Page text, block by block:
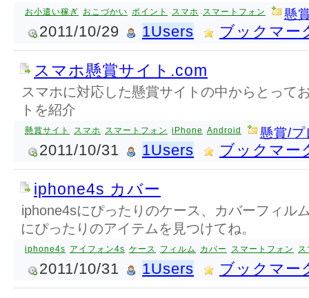
お小遣い稼ぎ おこづかい ポイント スマホ スマートフォン 懸
2011/10/29 1Users ブックマー
スマホ懸賞サイト.com
スマホに対応した懸賞サイトの中からとって
トを紹介
懸賞サイト スマホ スマートフォン iPhone Android 懸賞/プ
2011/10/31 1Users ブックマー
iphone4s カバー
iphone4sにぴったりのケース、カバーフィル
にぴったりのアイテムを見つけてね。
iphone4s アイフォン4s ケース フィルム カバー スマートフォン ス
2011/10/31 1Users ブックマー